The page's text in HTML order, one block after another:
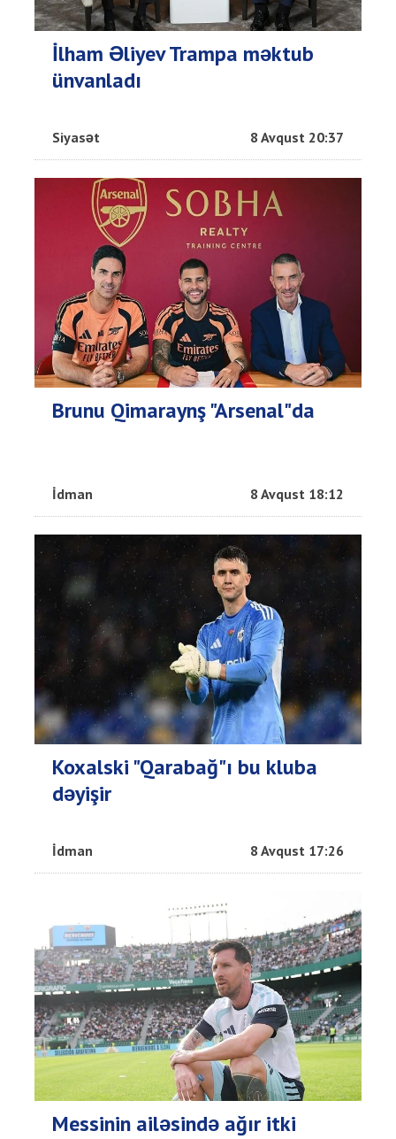
İlham Əliyev Trampa məktub
ünvanladı
Siyasət 8 Avqust 20:37
Brunu Qimaraynş "Arsenal"da
İdman 8 Avqust 18:12
Koxalski "Qarabağ"ı bu kluba
dəyişir
İdman 8 Avqust 17:26
Messinin ailəsində ağır itki